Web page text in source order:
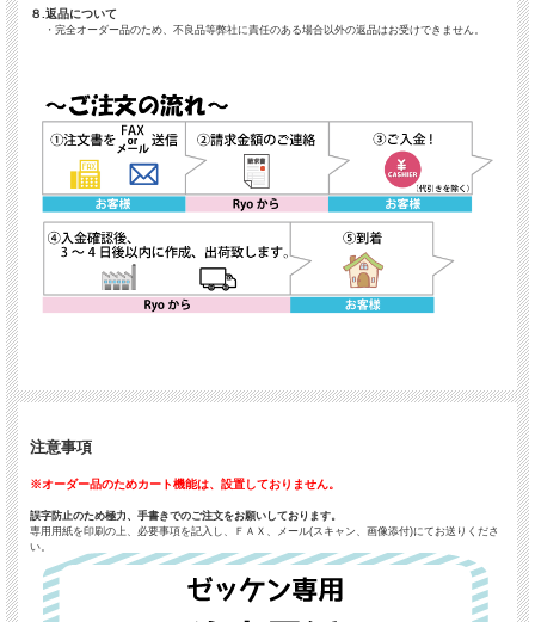
８.返品について
・完全オーダー品のため、不良品等弊社に責任のある場合以外の返品はお受けできません。
注意事項
※オーダー品のためカート機能は、設置しておりません。
誤字防止のため極力、手書きでのご注文をお願いしております。
専用用紙を印刷の上、必要事項を記入し、ＦＡＸ、メール(スキャン、画像添付)にてお送りくださ
い。